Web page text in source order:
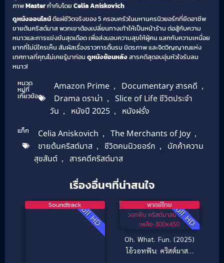
ภาพMasterกำกับโดย Celia Aniskovich
ดูหนังออนไลน์ตีแผ่ชีวิตจริงของ 5 ครอบครัวในมหานครนิวยอร์กที่ยึดอาชีพ
ขายต้นคริสต์มาส พวกเขาต้องเปลี่ยนทางเท้าให้เป็นหน้าร้าน ต่อสู้กับความ
หนาวและการแข่งขันสุดเดือด เพื่อส่งมอบความสุขให้ผู้คน แลกกับความเหนื่อย
ยากที่ไม่มีใครเห็น สัมผัสเรื่องราวการดิ้นรน มิตรภาพ และจิตวิญญาณแห่ง
เทศกาลที่คุณไม่เคยรู้มาก่อน ดูหนังย้อนหลังสารคดีสุดอบอุ่นหัวใจรับลม
หนาว!
หมวด
หมู่ที่
เกี่ยวข้อง
Amazon Prime , Documentary สารคดี ,
Drama ดราม่า ,
Slice of Life ชีวิตประจำ
วัน , หนังปี 2025 , หนังฝรั่ง
แท็ก Celia Aniskovich , The Merchants of Joy ,
ขายต้นคริสต์มาส , ชีวิตคนนิวยอร์ก ,
นักค้าความ
สุขสันต์ , สารคดีคริสต์มาส
เรื่องอื่นๆที่น่าสนใจ
Full HD
Soundtrack Full HD
5.3
พากย์ไทย
Oh. What. Fun. (2025)
โอ้วอทฟัน: คริสต์มาสนี้